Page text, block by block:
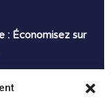
: Économisez sur